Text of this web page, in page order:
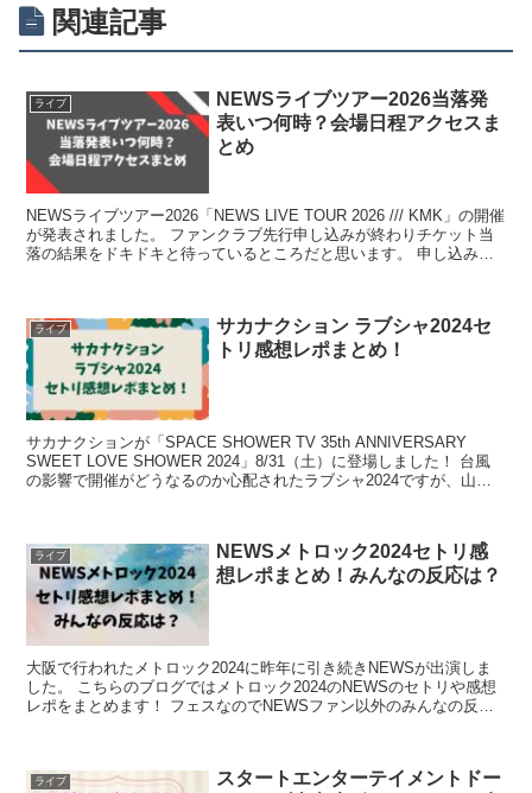
関連記事
ライブ
NEWSライブツアー2026当落発
表いつ何時？会場日程アクセスま
とめ
NEWSライブツアー2026「NEWS LIVE TOUR 2026 /// KMK」の開催
が発表されました。 ファンクラブ先行申し込みが終わりチケット当
落の結果をドキドキと待っているところだと思います。 申し込みさ
ライブ
サカナクション ラブシャ2024セ
トリ感想レポまとめ！
サカナクションが「SPACE SHOWER TV 35th ANNIVERSARY
SWEET LOVE SHOWER 2024」8/31（土）に登場しました！ 台風
の影響で開催がどうなるのか心配されたラブシャ2024ですが、山中
ライブ
NEWSメトロック2024セトリ感
想レポまとめ！みんなの反応は？
大阪で行われたメトロック2024に昨年に引き続きNEWSが出演しま
した。 こちらのブログではメトロック2024のNEWSのセトリや感想
レポをまとめます！ フェスなのでNEWSファン以外のみんなの反応
ライブ
スタートエンターテイメントドー